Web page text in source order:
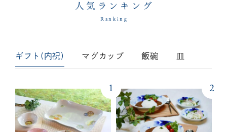
人気ランキング
Ranking
ギフト(内祝) マグカップ 飯碗 皿
1 2